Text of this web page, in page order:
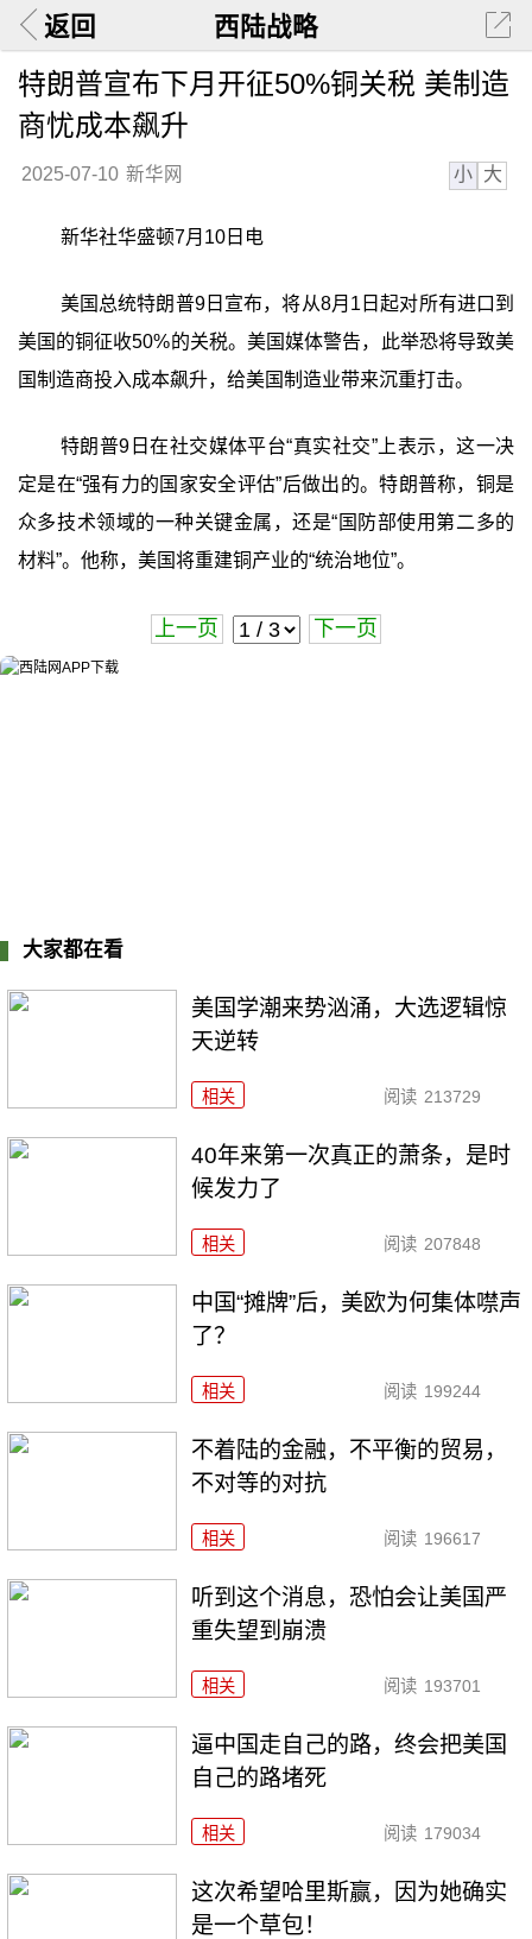
返回 西陆战略
特朗普宣布下月开征50%铜关税 美制造
商忧成本飙升
2025-07-10 新华网 小 大
新华社华盛顿7月10日电
美国总统特朗普9日宣布，将从8月1日起对所有进口到
美国的铜征收50%的关税。美国媒体警告，此举恐将导致美
国制造商投入成本飙升，给美国制造业带来沉重打击。
特朗普9日在社交媒体平台“真实社交”上表示，这一决
定是在“强有力的国家安全评估”后做出的。特朗普称，铜是
众多技术领域的一种关键金属，还是“国防部使用第二多的
材料”。他称，美国将重建铜产业的“统治地位”。
上一页 下一页
大家都在看
美国学潮来势汹涌，大选逻辑惊
天逆转
相关 阅读 213729
40年来第一次真正的萧条，是时
候发力了
相关 阅读 207848
中国“摊牌”后，美欧为何集体噤声
了？
相关 阅读 199244
不着陆的金融，不平衡的贸易，
不对等的对抗
相关 阅读 196617
听到这个消息，恐怕会让美国严
重失望到崩溃
相关 阅读 193701
逼中国走自己的路，终会把美国
自己的路堵死
相关 阅读 179034
这次希望哈里斯赢，因为她确实
是一个草包！